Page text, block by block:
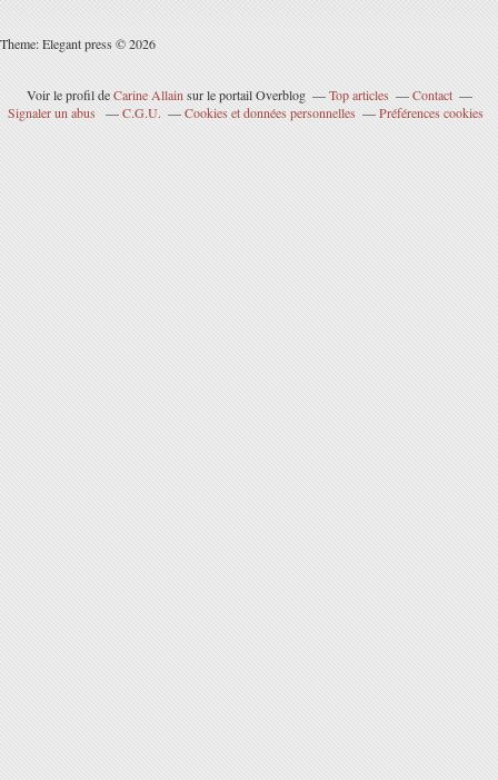
Theme: Elegant press © 2026
Voir le profil deCarine Allainsur le portail Overblog Top articles
Contact
Signaler un abus
C.G.U. Cookies et données personnelles Préférences cookies